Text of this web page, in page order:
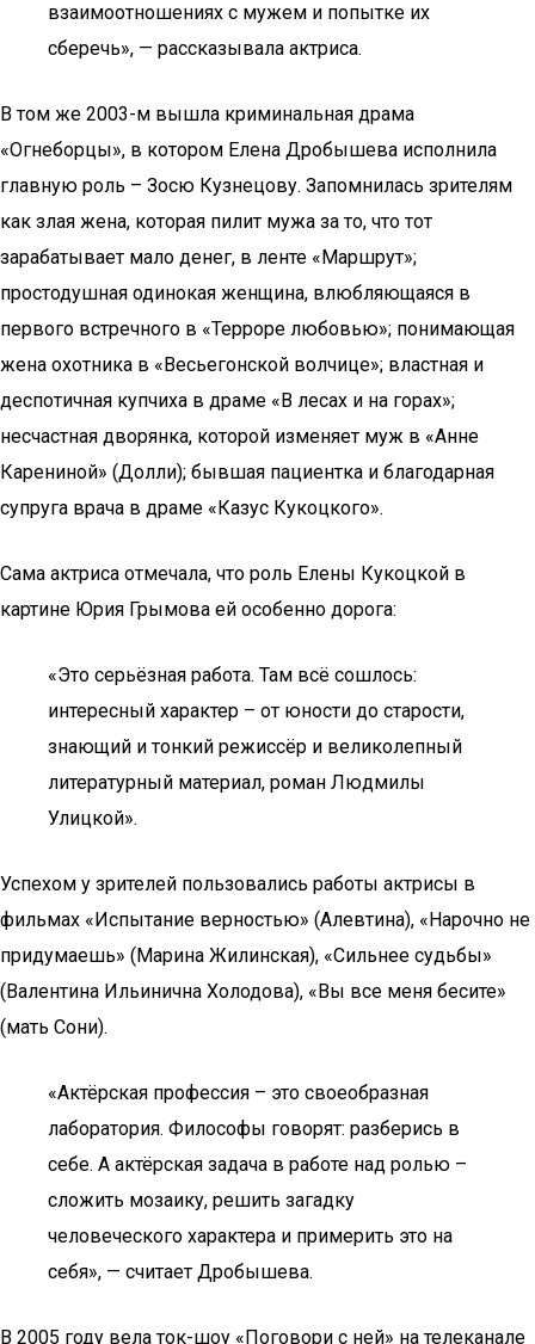
взаимоотношениях с мужем и попытке их
сберечь», — рассказывала актриса.
В том же 2003-м вышла криминальная драма
«Огнеборцы», в котором Елена Дробышева исполнила
главную роль – Зосю Кузнецову. Запомнилась зрителям
как злая жена, которая пилит мужа за то, что тот
зарабатывает мало денег, в ленте «Маршрут»;
простодушная одинокая женщина, влюбляющаяся в
первого встречного в «Терроре любовью»; понимающая
жена охотника в «Весьегонской волчице»; властная и
деспотичная купчиха в драме «В лесах и на горах»;
несчастная дворянка, которой изменяет муж в «Анне
Карениной» (Долли); бывшая пациентка и благодарная
супруга врача в драме «Казус Кукоцкого».
Сама актриса отмечала, что роль Елены Кукоцкой в
картине Юрия Грымова ей особенно дорога:
«Это серьёзная работа. Там всё сошлось:
интересный характер – от юности до старости,
знающий и тонкий режиссёр и великолепный
литературный материал, роман Людмилы
Улицкой».
Успехом у зрителей пользовались работы актрисы в
фильмах «Испытание верностью» (Алевтина), «Нарочно не
придумаешь» (Марина Жилинская), «Сильнее судьбы»
(Валентина Ильинична Холодова), «Вы все меня бесите»
(мать Сони).
«Актёрская профессия – это своеобразная
лаборатория. Философы говорят: разберись в
себе. А актёрская задача в работе над ролью –
сложить мозаику, решить загадку
человеческого характера и примерить это на
себя», — считает Дробышева.
В 2005 году вела ток-шоу «Поговори с ней» на телеканале